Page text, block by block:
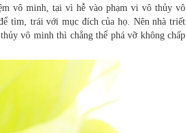
vô minh, tại vì hễ vào phạm vi vô thủy vô
tìm, trái với mục đích của họ. Nên nhà triết
vô minh thì chẳng thể phá vỡ không chấp